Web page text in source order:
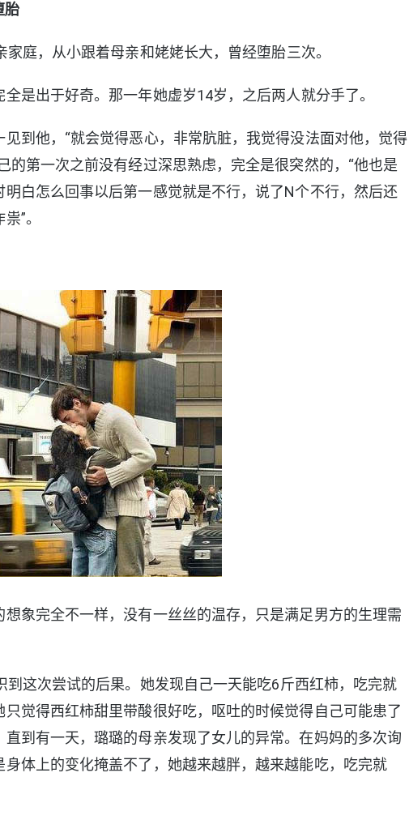
胎
，从小跟着母亲和姥姥长大，曾经堕胎三次。
出于好奇。那一年她虚岁14岁，之后两人就分手了。
他，“就会觉得恶心，非常肮脏，我觉得没法面对他，觉得
的第一次之前没有经过深思熟虑，完全是很突然的，“他也是
白怎么回事以后第一感觉就是不行，说了N个不行，然后还
”。
完全不一样，没有一丝丝的温存，只是满足男方的生理需
这次尝试的后果。她发现自己一天能吃6斤西红柿，吃完就
觉得西红柿甜里带酸很好吃，呕吐的时候觉得自己可能患了
到有一天，璐璐的母亲发现了女儿的异常。在妈妈的多次询
体上的变化掩盖不了，她越来越胖，越来越能吃，吃完就